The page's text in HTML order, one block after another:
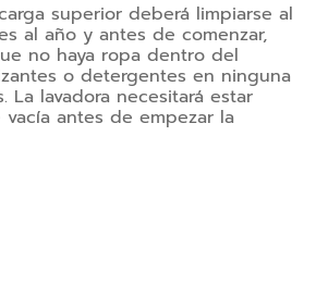
superior deberá limpiarse al
al año y antes de comenzar,
no haya ropa dentro del
o detergentes en ninguna
La lavadora necesitará estar
antes de empezar la